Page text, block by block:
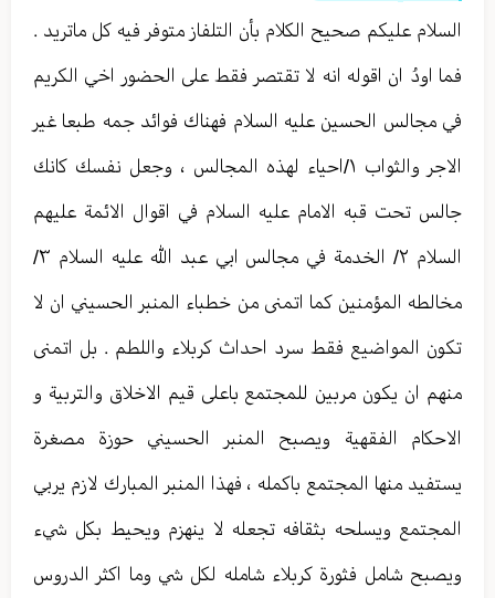
السلام عليكم صحيح الكلام بأن التلفاز متوفر فيه كل ماتريد .
فما اودُ ان اقوله انه لا تقتصر فقط على الحضور اخي الكريم
في مجالس الحسين عليه السلام فهناك فوائد جمه طبعا غير
الاجر والثواب ١/احياء لهذه المجالس ، وجعل نفسك كانك
جالس تحت قبه الامام عليه السلام في اقوال الائمة عليهم
السلام ٢/ الخدمة في مجالس ابي عبد الله عليه السلام ٣/
مخالطه المؤمنين كما اتمنى من خطباء المنبر الحسيني ان لا
تكون المواضيع فقط سرد احداث كربلاء واللطم . بل اتمنى
منهم ان يكون مربين للمجتمع باعلى قيم الاخلاق والتربية و
الاحكام الفقهية ويصبح المنبر الحسيني حوزة مصغرة
يستفيد منها المجتمع باكمله ، فهذا المنبر المبارك لازم يربي
المجتمع ويسلحه بثقافه تجعله لا ينهزم ويحيط بكل شيء
ويصبح شامل فثورة كربلاء شامله لكل شي وما اكثر الدروس